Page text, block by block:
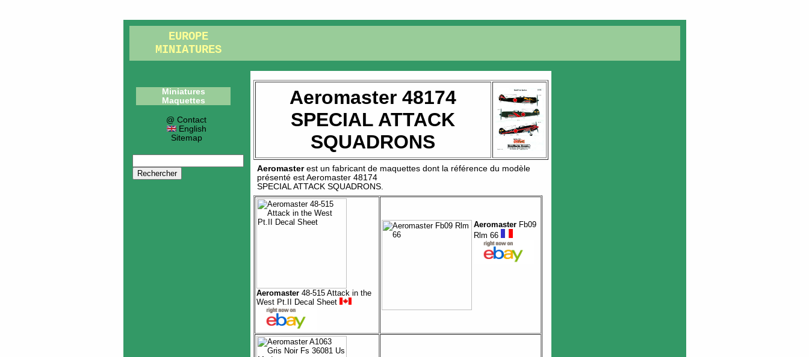
EUROPE
MINIATURES
Miniatures
Maquettes
@ Contact
English
Sitemap
Aeromaster 48174
SPECIAL ATTACK
SQUADRONS
Aeromasterest un fabricant de maquettes dont la référence du modèle
présenté estAeromaster 48174
SPECIAL ATTACK SQUADRONS
Aeromaster48-515 Attack in the
West Pt.II Decal Sheet
AeromasterFb09
Rlm 66